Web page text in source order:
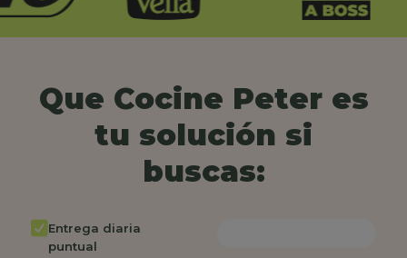
Que Cocine Peter es
tu solución si
buscas:
Entrega diaria
puntual